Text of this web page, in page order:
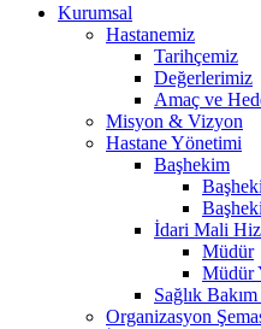
Kurumsal
Hastanemiz
Tarihçemiz
Değerlerimiz
Amaç ve
Misyon & Vizyon
Hastane Yönetimi
Başhekim
İdari Mali
Müdür
Müdür
Sağlık
Organizasyon